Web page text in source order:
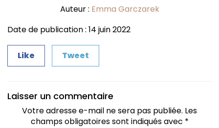
Auteur : Emma Garczarek
Date de publication : 14 juin 2022
Like Tweet
Laisser un commentaire
Votre adresse e-mail ne sera pas publiée. Les
champs obligatoires sont indiqués avec *